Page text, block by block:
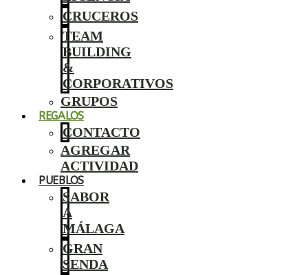
CRUCEROS
TEAM
BUILDING
&
CORPORATIVOS
GRUPOS
REGALOS
CONTACTO
AGREGAR
ACTIVIDAD
PUEBLOS
SABOR
A
MÁLAGA
GRAN
SENDA